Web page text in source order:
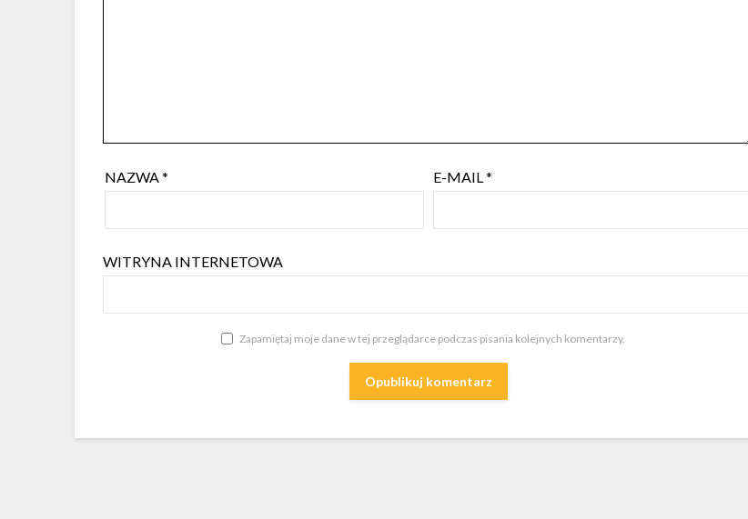
NAZWA* E-MAIL*
WITRYNA INTERNETOWA
Zapamiętaj moje dane w tej przeglądarce podczas pisania kolejnych komentarzy.